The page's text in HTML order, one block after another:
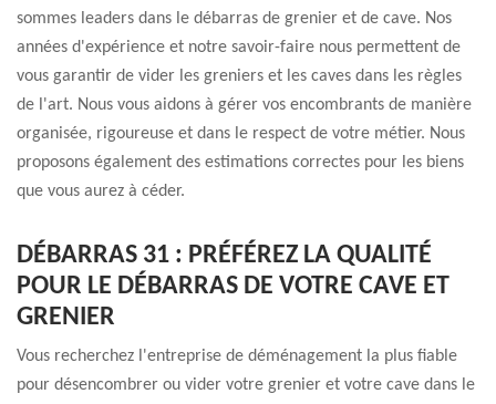
sommes leaders dans le débarras de grenier et de cave. Nos
années d'expérience et notre savoir-faire nous permettent de
vous garantir de vider les greniers et les caves dans les règles
de l'art. Nous vous aidons à gérer vos encombrants de manière
organisée, rigoureuse et dans le respect de votre métier. Nous
proposons également des estimations correctes pour les biens
que vous aurez à céder.
DÉBARRAS 31 : PRÉFÉREZ LA QUALITÉ
POUR LE DÉBARRAS DE VOTRE CAVE ET
GRENIER
Vous recherchez l'entreprise de déménagement la plus fiable
pour désencombrer ou vider votre grenier et votre cave dans le